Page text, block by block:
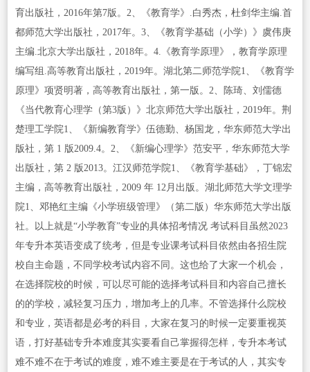
育出版社，2016年第7版。2、《教育学》.白秀杰，杜剑华主编.首
都师范大学出版社，2017年。3、《教育学基础（小学）》虞伟庚
主编.北京大学出版社，2018年。4.《教育学原理》，教育学原理
编写组.高等教育出版社，2019年。湖北第二师范学院1、《教育学
原理》项贤明著，高等教育出版社，第一版。2、陈琦、刘儒德
《当代教育心理学（第3版）》北京师范大学出版社，2019年。荆
楚理工学院1、《新编教育学》伍德勤、杨国龙，华东师范大学出
版社，第 1 版2009.4。2、《新编心理学》范安平，华东师范大学
出版社，第 2 版2013。江汉师范学院1、《教育学基础》，丁锦宏
主编，高等教育出版社，2009 年 12月出版。湖北师范大学文理学
院1、邓艳红主编《小学班级管理》（第二版）华东师范大学出版
社。以上就是“小学教育”专业的具体招考情况 考试科目虽然2023
年专升本英语变成了统考，但是专业课考试科目依然由各招生院
校自主命题，不同学校考试内容不同。这也给了大家一个机会，
在选择院校的时候，可以尽可能的选择考试科目和内容自己擅长
的的学校，减轻复习压力，增加考上的几率。不管选择什么院校
和专业，英语都是必考的科目，大家在复习的时候一定要重视英
语，打好基础专升本难度其实要看自己掌握得怎样，专升本考试
难不难不在于考试的难度，难不难主要是在于考试的人，其实专